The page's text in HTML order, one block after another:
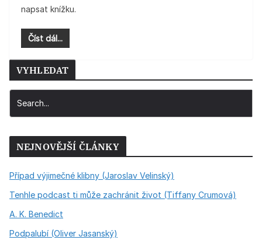
napsat knížku.
Číst dál...
VYHLEDAT
NEJNOVĚJŠÍ ČLÁNKY
Případ výjimečné klibny (Jaroslav Velinský)
Tenhle podcast ti může zachránit život (Tiffany Crumová)
A. K. Benedict
Podpalubí (Oliver Jasanský)